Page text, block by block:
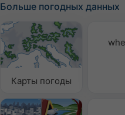
Больше погодных данных
Карты погоды